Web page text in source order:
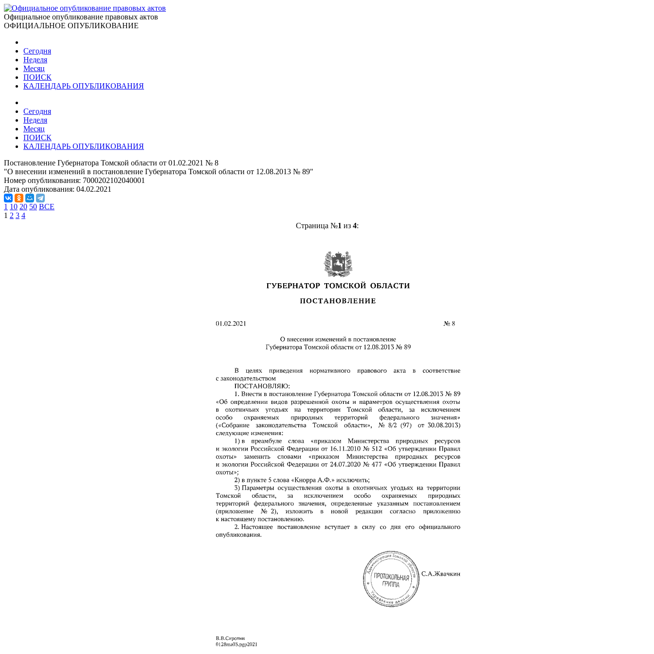
Официальное опубликование правовых актов
ОФИЦИАЛЬНОЕ ОПУБЛИКОВАНИЕ
Сегодня
Неделя
Месяц
ПОИСК
КАЛЕНДАРЬ ОПУБЛИКОВАНИЯ
Сегодня
Неделя
Месяц
ПОИСК
КАЛЕНДАРЬ ОПУБЛИКОВАНИЯ
Постановление Губернатора Томской области от 01.02.2021 № 8
"О внесении изменений в постановление Губернатора Томской области от 12.08.2013 № 89"
Номер опубликования: 7000202102040001
Дата опубликования: 04.02.2021
1 10 20 50 ВСЕ
1 2 3 4
Страница №1 из 4: